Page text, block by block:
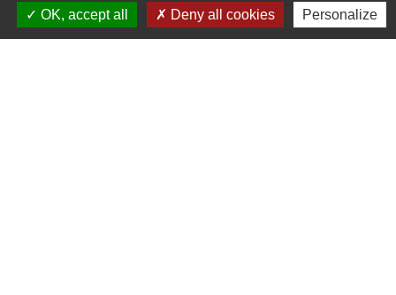
THALEISCHWEILER-FRÖSCHEN
OK, accept all
Deny all cookies Personalize